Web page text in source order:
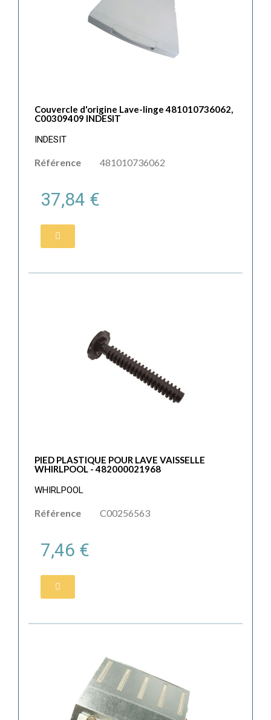
Couvercle d'origine Lave-linge 481010736062,
C00309409 INDESIT
INDESIT
Référence 481010736062
37,84 €
PIED PLASTIQUE POUR LAVE VAISSELLE
WHIRLPOOL - 482000021968
WHIRLPOOL
Référence C00256563
7,46 €